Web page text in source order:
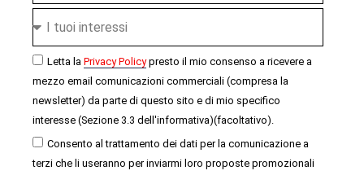
Letta la Privacy Policypresto il mio consenso a ricevere a
mezzo email comunicazioni commerciali (compresa la
newsletter) da parte di questo sito e di mio specifico
interesse (Sezione 3.3 dell'informativa)(facoltativo).
Consento al trattamento dei dati per la comunicazione a
terzi che li useranno per inviarmi loro proposte promozionali